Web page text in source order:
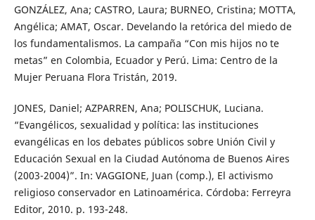
GONZÁLEZ, Ana; CASTRO, Laura; BURNEO, Cristina; MOTTA,
Angélica; AMAT, Oscar. Develando la retórica del miedo de
los fundamentalismos. La campaña “Con mis hijos no te
metas” en Colombia, Ecuador y Perú. Lima: Centro de la
Mujer Peruana Flora Tristán, 2019.
JONES, Daniel; AZPARREN, Ana; POLISCHUK, Luciana.
“Evangélicos, sexualidad y política: las instituciones
evangélicas en los debates públicos sobre Unión Civil y
Educación Sexual en la Ciudad Autónoma de Buenos Aires
(2003-2004)”. In: VAGGIONE, Juan (comp.), El activismo
religioso conservador en Latinoamérica. Córdoba: Ferreyra
Editor, 2010. p. 193-248.